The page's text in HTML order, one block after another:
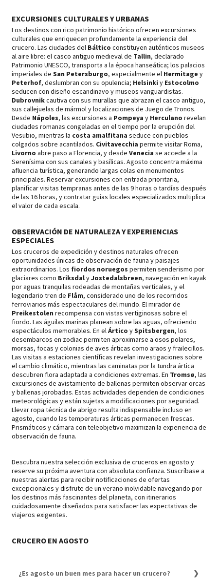
EXCURSIONES CULTURALES Y URBANAS
Los destinos con rico patrimonio histórico ofrecen excursiones
culturales que enriquecen profundamente la experiencia del
crucero. Las ciudades del Báltico constituyen auténticos museos
al aire libre: el casco antiguo medieval de Tallin, declarado
Patrimonio UNESCO, transporta a la época hanseática; los palacios
imperiales de San Petersburgo, especialmente el Hermitage y
Peterhof, deslumbran con su opulencia; Helsinki y Estocolmo
seducen con diseño escandinavo y museos vanguardistas.
Dubrovnikcautiva con sus murallas que abrazan el casco antiguo,
sus callejuelas de mármol y localizaciones de Juego de Tronos.
Desde Nápoles, las excursiones a Pompeya y Herculano revelan
ciudades romanas congeladas en el tiempo por la erupción del
Vesubio, mientras la costa amalfitana seduce con pueblos
colgados sobre acantilados. Civitavecchia permite visitar Roma,
Livorno abre paso a Florencia, y desde Venecia se accede a la
Serenísima con sus canales y basílicas. Agosto concentra máxima
afluencia turística, generando largas colas en monumentos
principales. Reservar excursiones con entrada prioritaria,
planificar visitas tempranas antes de las 9 horas o tardías después
de las 16 horas, y contratar guías locales especializados multiplica
el valor de cada escala.
OBSERVACIÓN DE NATURALEZA Y EXPERIENCIAS
ESPECIALES
Los cruceros de expedición y destinos naturales ofrecen
oportunidades únicas de observación de fauna y paisajes
extraordinarios. Los fiordos noruegos permiten senderismo por
glaciares como BriksdalyJostedalsbreen, navegación en kayak
por aguas tranquilas rodeadas de montañas verticales, y el
legendario tren de Flåm, considerado uno de los recorridos
ferroviarios más espectaculares del mundo. El mirador de
Preikestolen recompensa con vistas vertiginosas sobre el
fiordo. Las águilas marinas planean sobre las aguas, ofreciendo
espectáculos memorables. En elÁrtico ySpitsbergen, los
desembarcos en zodiac permiten aproximarse a osos polares,
morsas, focas y colonias de aves árticas como araos y frailecillos.
Las visitas a estaciones científicas revelan investigaciones sobre
el cambio climático, mientras las caminatas por la tundra ártica
descubren flora adaptada a condiciones extremas. En Tromsø, las
excursiones de avistamiento de ballenas permiten observar orcas
y ballenas jorobadas. Estas actividades dependen de condiciones
meteorológicas y están sujetas a modificaciones por seguridad.
Llevar ropa técnica de abrigo resulta indispensable incluso en
agosto, cuando las temperaturas árticas permanecen frescas.
Prismáticos y cámara con teleobjetivo maximizan la experiencia de
observación de fauna.
Descubra nuestra selección exclusiva de cruceros en agosto y
reserve su próxima aventura con absoluta confianza. Suscríbase a
nuestras alertas para recibir notificaciones de ofertas
excepcionales y disfrute de un verano inolvidable navegando por
los destinos más fascinantes del planeta, con itinerarios
cuidadosamente diseñados para satisfacer las expectativas de
viajeros exigentes.
CRUCERO EN AGOSTO
¿Es agosto un buen mes para hacer un crucero?